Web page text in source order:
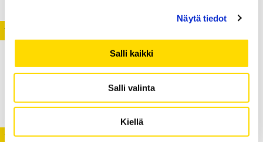
Näytä tiedot
Salli kaikki
Salli valinta
Kiellä
YLEINEN
13.03.2020 2
Mitä on yliopisto-opiskelu?
YLEINEN